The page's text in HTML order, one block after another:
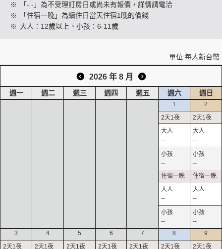
※
「- -」為不受理訂房日或尚未有報價，詳情請電洽
※
「住宿一晚」為續住日當天住宿1晚的價錢
※ 大人：12歲以上、小孩：6-11歲
單位:每人新台幣
2026 年 8 月
週一 週二 週三 週四 週五 週六 週日
1
--
--
--
--
2
--
--
--
--
3
4 5 6 7 8 9